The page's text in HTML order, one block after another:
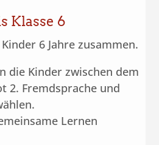
Klasse 6
6 Jahre zusammen.
die Kinder zwischen dem
2. Fremdsprache und
Lernen